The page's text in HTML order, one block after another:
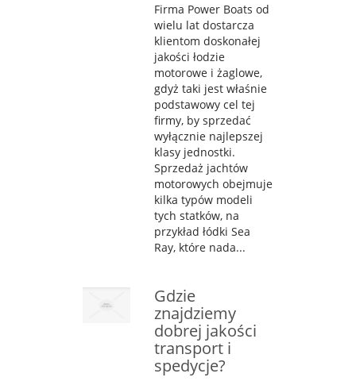
Firma Power Boats od
wielu lat dostarcza
klientom doskonałej
jakości łodzie
motorowe i żaglowe,
gdyż taki jest właśnie
podstawowy cel tej
firmy, by sprzedać
wyłącznie najlepszej
klasy jednostki.
Sprzedaż jachtów
motorowych obejmuje
kilka typów modeli
tych statków, na
przykład łódki Sea
Ray, które nada...
Gdzie
znajdziemy
dobrej jakości
transport i
spedycje?